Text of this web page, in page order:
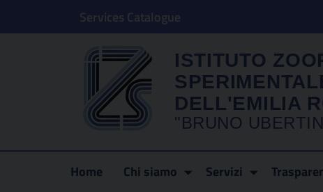
Services Catalogue
ISTITUTO
DELL'EMILIA
"BRUNO
Home Chi siamo Servizi